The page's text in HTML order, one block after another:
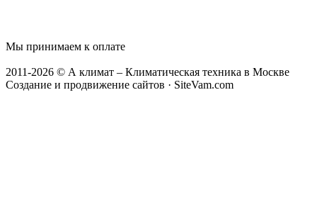
Мы принимаем к оплате
2011-2026 © А климат – Климатическая техника в Москве
Создание и продвижение сайтов · SiteVam.com